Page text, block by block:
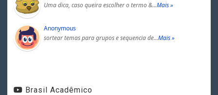
Uma dica, caso queira escolher o termo &…Mais »
Anonymous
sortear temas para grupos e sequencia de…Mais »
Brasil Acadêmico